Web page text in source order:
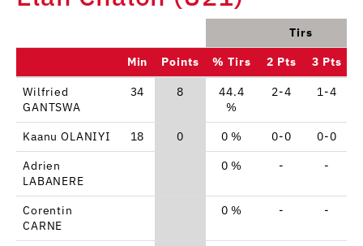
Tirs
Min
Points % Tirs 2 Pts 3 Pts
Wilfried
GANTSWA
34 8
44.4
%
2-4 1-4
Kaanu OLANIYI 18 0 0 % 0-0 0-0
Adrien
LABANERE
0 % - -
Corentin
CARNE
0 % - -